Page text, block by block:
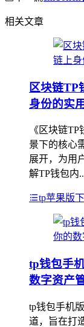
相关文章
区块链TP
身份的实
《区块链
景下的核心
展开，为用
解TP钱包内
tp苹果版
tp钱包手
数字资产
tp钱包手机
道，旨在打